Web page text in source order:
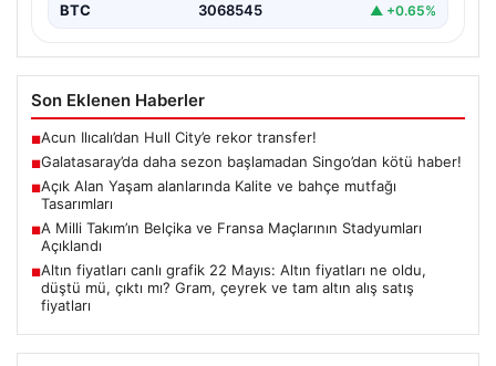
BTC 3068545 ▲ +0.65%
Son Eklenen Haberler
■Acun Ilıcalı’dan Hull City’e rekor transfer!
■Galatasaray’da daha sezon başlamadan Singo’dan kötü haber!
■Açık Alan Yaşam alanlarında Kalite ve bahçe mutfağı
Tasarımları
■A Milli Takım’ın Belçika ve Fransa Maçlarının Stadyumları
Açıklandı
■Altın fiyatları canlı grafik 22 Mayıs: Altın fiyatları ne oldu,
düştü mü, çıktı mı? Gram, çeyrek ve tam altın alış satış
fiyatları